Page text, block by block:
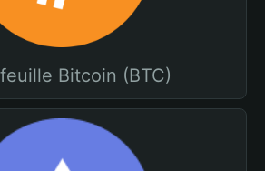
Bitcoin (BTC)